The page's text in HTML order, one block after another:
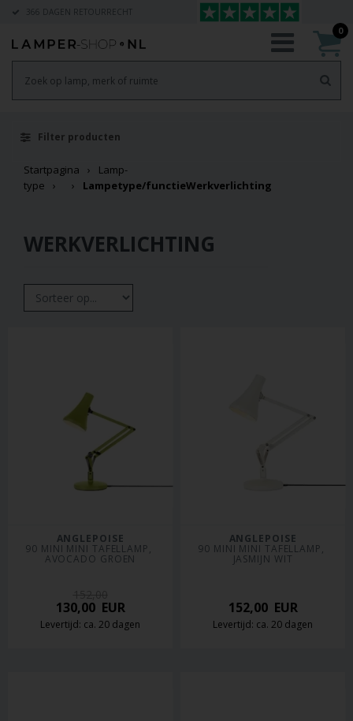
366 DAGEN RETOURRECHT
0
Filter producten
Startpagina
Lamp-
type
Lampetype/functieWerkverlichting
WERKVERLICHTING
ANGLEPOISE
90 MINI MINI TAFELLAMP,
AVOCADO GROEN
130,00EUR
Levertijd: ca. 20 dagen
ANGLEPOISE
90 MINI MINI TAFELLAMP,
JASMIJN WIT
152,00EUR
Levertijd: ca. 20 dagen